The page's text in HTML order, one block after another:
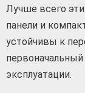
Лучше всего
панели и
устойчивы к
эксплуатации.